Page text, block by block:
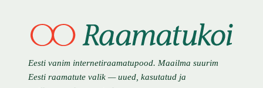
Eesti vanim internetiraamatupood. Maailma suurim
Eesti raamatute valik — uued, kasutatud ja